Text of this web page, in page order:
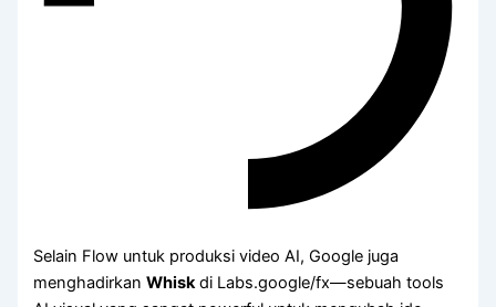
Selain Flow untuk produksi video AI, Google juga
menghadirkanWhiskdi Labs.google/fx—sebuah tools